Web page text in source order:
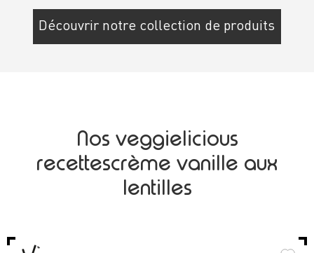
Découvrir notre collection de produits
Nos veggielicious
recettescrème vanille aux
lentilles